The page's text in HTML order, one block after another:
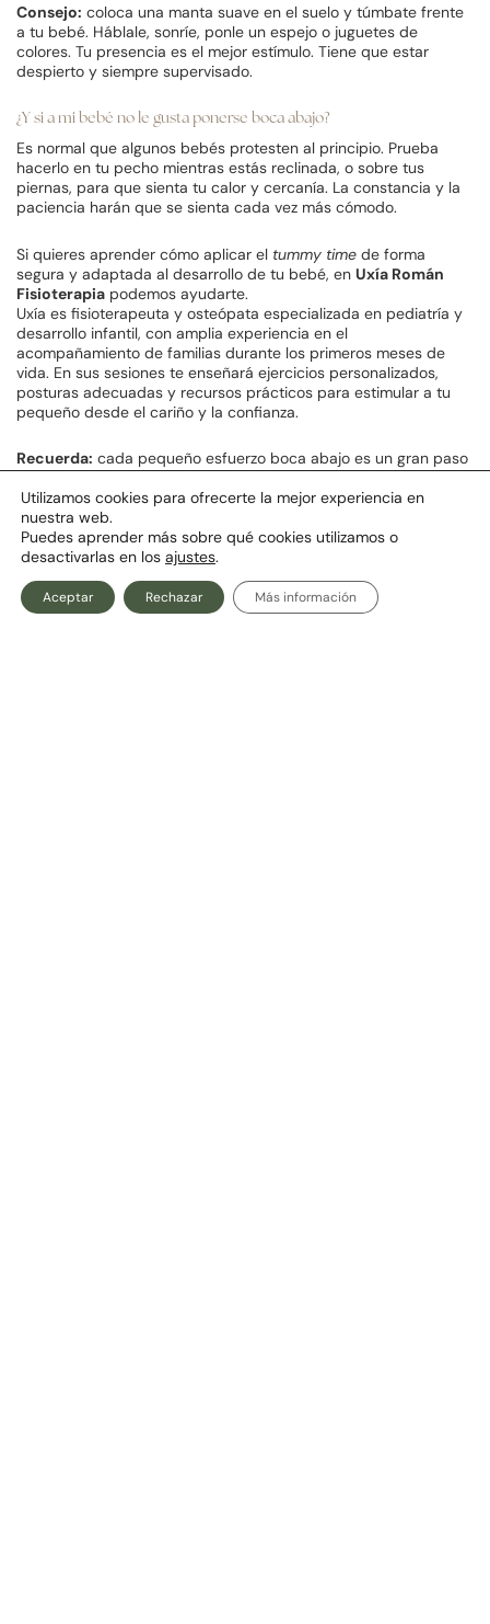
Consejo: coloca una manta suave en el suelo y túmbate frente
a tu bebé. Háblale, sonríe, ponle un espejo o juguetes de
colores. Tu presencia es el mejor estímulo. Tiene que estar
despierto y siempre supervisado.
¿Y si a mi bebé no le gusta ponerse boca abajo?
Es normal que algunos bebés protesten al principio. Prueba
hacerlo en tu pecho mientras estás reclinada, o sobre tus
piernas, para que sienta tu calor y cercanía. La constancia y la
paciencia harán que se sienta cada vez más cómodo.
Si quieres aprender cómo aplicar el tummy timede forma
segura y adaptada al desarrollo de tu bebé, en Uxía Román
Fisioterapiapodemos ayudarte.
Uxía es fisioterapeuta y osteópata especializada en pediatría y
desarrollo infantil, con amplia experiencia en el
acompañamiento de familias durante los primeros meses de
vida. En sus sesiones te enseñará ejercicios personalizados,
posturas adecuadas y recursos prácticos para estimular a tu
pequeño desde el cariño y la confianza.
Recuerda: cada pequeño esfuerzo boca abajo es un gran paso
uxiaroman
Fisioterapeuta y osteópata
especializada en bebés y niños, con
Utilizamos cookies para ofrecerte la mejor experiencia en
nuestra web.
Puedes aprender más sobre qué cookies utilizamos o
desactivarlas en los ajustes.
Aceptar Rechazar Más información